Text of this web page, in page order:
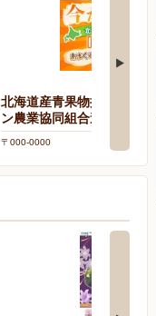
北海道産青果物拡販宣伝協
ン農業協同組合連合会（
〒000-0000